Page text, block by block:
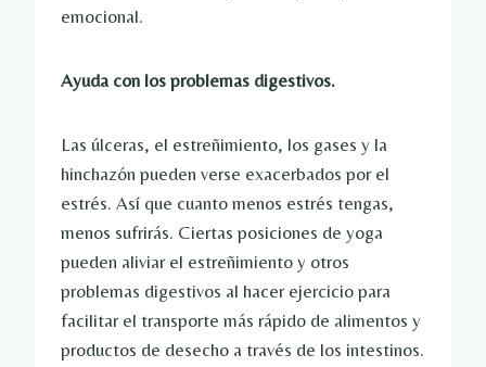
emocional.
Ayuda con los problemas digestivos.
Las úlceras, el estreñimiento, los gases y la
hinchazón pueden verse exacerbados por el
estrés. Así que cuanto menos estrés tengas,
menos sufrirás. Ciertas posiciones de yoga
pueden aliviar el estreñimiento y otros
problemas digestivos al hacer ejercicio para
facilitar el transporte más rápido de alimentos y
productos de desecho a través de los intestinos.